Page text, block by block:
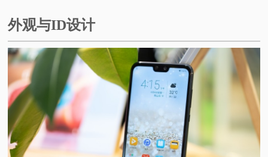
外观与ID设计